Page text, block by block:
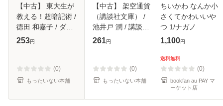
【中古】 東大生が
教える！超暗記術 /
徳田 和嘉子 / ダイ
ヤモンド社 [単行
253円
(0)
もったいない本舗
【中古】 架空通貨
（講談社文庫） /
池井戸 潤 / 講談社
[文庫]【メール便送
261円
(0)
もったいない本舗
ちいかわ なんか小
さくてかわいいや
つ 1/ナガノ
1,100円
送料無料
(0)
bookfan au PAY マ
ーケット店